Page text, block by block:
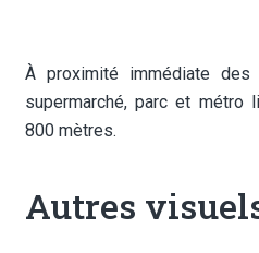
À proximité immédiate des
supermarché, parc et métro
800 mètres.
Autres